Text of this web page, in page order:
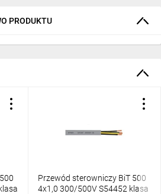
PRODUKTU
Przewód sterowniczy BiT 500
4x1,0 300/500V S54452 klasa